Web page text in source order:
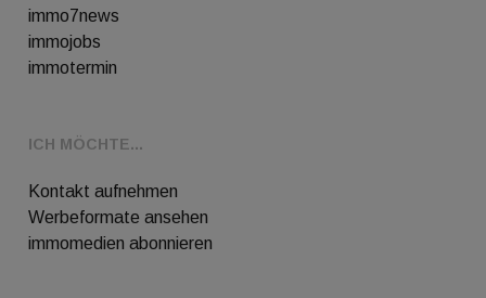
immo7news
immojobs
immotermin
ICH MÖCHTE...
Kontakt aufnehmen
Werbeformate ansehen
immomedien abonnieren